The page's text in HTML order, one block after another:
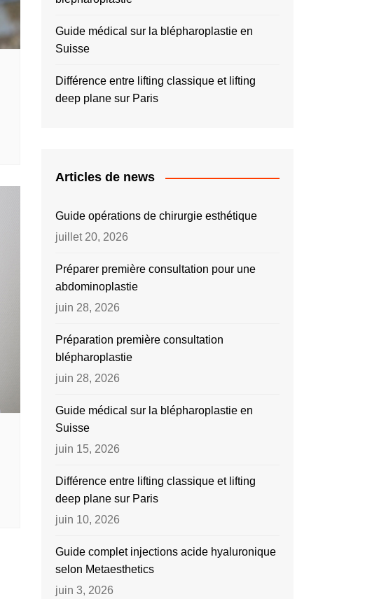
Guide médical sur la blépharoplastie en
Suisse
Différence entre lifting classique et lifting
deep plane sur Paris
Articles de news
Guide opérations de chirurgie esthétique
juillet 20, 2026
Préparer première consultation pour une
abdominoplastie
juin 28, 2026
Préparation première consultation
blépharoplastie
juin 28, 2026
Guide médical sur la blépharoplastie en
Suisse
juin 15, 2026
Différence entre lifting classique et lifting
deep plane sur Paris
juin 10, 2026
Guide complet injections acide hyaluronique
selon Metaesthetics
juin 3, 2026